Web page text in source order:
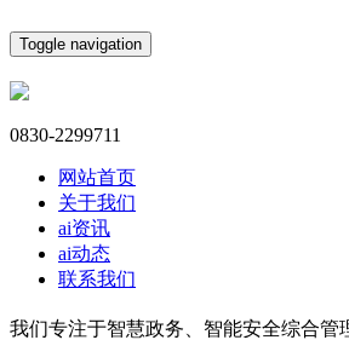
Toggle navigation
0830-2299711
网站首页
关于我们
ai资讯
ai动态
联系我们
我们专注于智慧政务、智能安全综合管